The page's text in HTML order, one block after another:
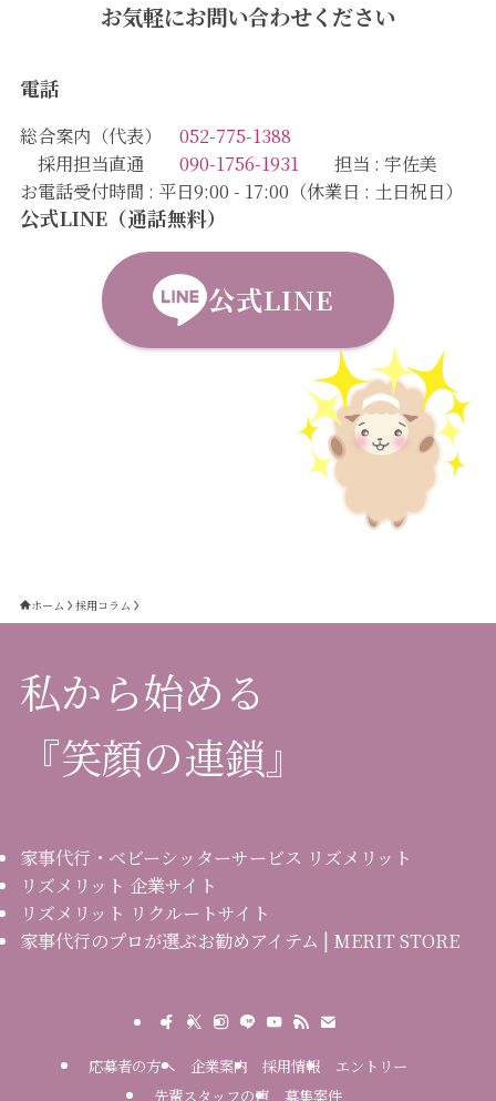
お気軽にお問い合わせください
電話
総合案内（代表） 052-775-1388
採用担当直通 090-1756-1931 担当 : 宇佐美
お電話受付時間 : 平日9:00 - 17:00（休業日 : 土日祝日）
公式LINE（通話無料）
公式LINE
ホーム 採用コラム
私から始める
『笑顔の連鎖』
家事代行・ベビーシッターサービス リズメリット
リズメリット 企業サイト
リズメリット リクルートサイト
家事代行のプロが選ぶお勧めアイテム | MERIT STORE
応募者の方へ 企業案内 採用情報
エントリー
先輩スタッフの声
募集案件